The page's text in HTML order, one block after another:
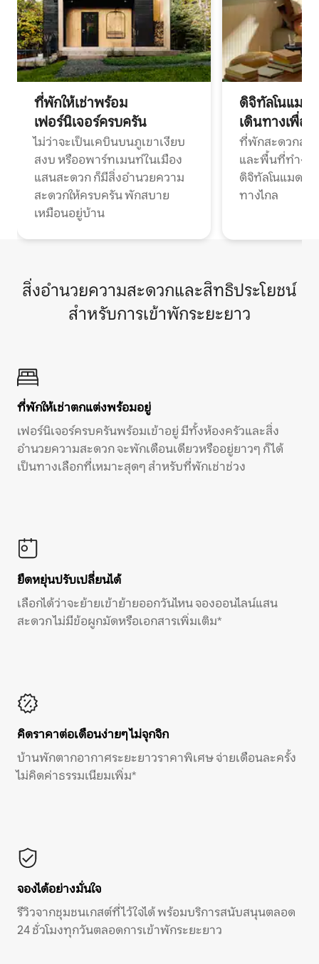
ที่พักให้เช่าพร้อม
เฟอร์นิเจอร์ครบครัน
ไม่ว่าจะเป็นเคบินบนภูเขาเงียบ
สงบ หรืออพาร์ทเมนท์ในเมือง
แสนสะดวก ก็มีสิ่งอำนวยความ
สะดวกให้ครบครัน พักสบาย
เหมือนอยู่บ้าน
ดิจิทัลโนแมด
เดินทางเพื่อ
ที่พักสะดวกสบ
และพื้นที่ทำงา
ดิจิทัลโนแมดแ
ทางไกล
สิ่งอำนวยความสะดวกและสิทธิประโยชน์
สำหรับการเข้าพักระยะยาว
ที่พักให้เช่าตกแต่งพร้อมอยู่
เฟอร์นิเจอร์ครบครันพร้อมเข้าอยู่ มีทั้งห้องครัวและสิ่ง
อำนวยความสะดวก จะพักเดือนเดียวหรืออยู่ยาวๆ ก็ได้
เป็นทางเลือกที่เหมาะสุดๆ สำหรับที่พักเช่าช่วง
ยืดหยุ่นปรับเปลี่ยนได้
เลือกได้ว่าจะย้ายเข้าย้ายออกวันไหน จองออนไลน์แสน
สะดวก ไม่มีข้อผูกมัดหรือเอกสารเพิ่มเติม*
คิดราคาต่อเดือนง่ายๆ ไม่จุกจิก
บ้านพักตากอากาศระยะยาวราคาพิเศษ จ่ายเดือนละครั้ง
ไม่คิดค่าธรรมเนียมเพิ่ม*
จองได้อย่างมั่นใจ
รีวิวจากชุมชนเกสต์ที่ไว้ใจได้ พร้อมบริการสนับสนุนตลอด
24 ชั่วโมงทุกวันตลอดการเข้าพักระยะยาว